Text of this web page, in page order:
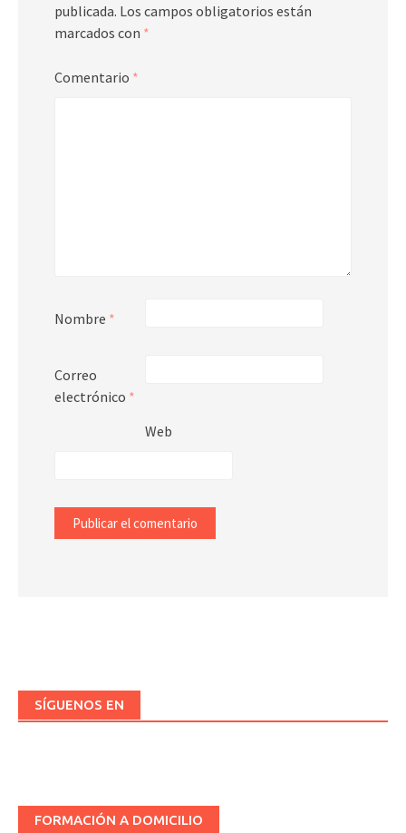
publicada. Los campos obligatorios están
marcados con *
Comentario *
Nombre *
Correo
electrónico *
Web
SÍGUENOS EN
FORMACIÓN A DOMICILIO